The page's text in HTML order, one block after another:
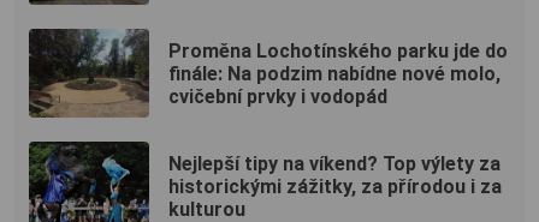
Proměna Lochotínského parku jde do
finále: Na podzim nabídne nové molo,
cvičební prvky i vodopád
Nejlepší tipy na víkend? Top výlety za
historickými zážitky, za přírodou i za
kulturou